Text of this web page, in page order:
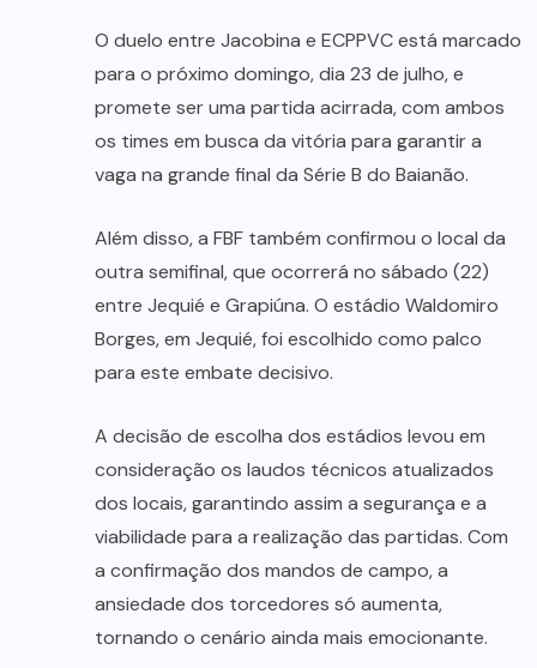
O duelo entre Jacobina e ECPPVC está marcado
para o próximo domingo, dia 23 de julho, e
promete ser uma partida acirrada, com ambos
os times em busca da vitória para garantir a
vaga na grande final da Série B do Baianão.
Além disso, a FBF também confirmou o local da
outra semifinal, que ocorrerá no sábado (22)
entre Jequié e Grapiúna. O estádio Waldomiro
Borges, em Jequié, foi escolhido como palco
para este embate decisivo.
A decisão de escolha dos estádios levou em
consideração os laudos técnicos atualizados
dos locais, garantindo assim a segurança e a
viabilidade para a realização das partidas. Com
a confirmação dos mandos de campo, a
ansiedade dos torcedores só aumenta,
tornando o cenário ainda mais emocionante.